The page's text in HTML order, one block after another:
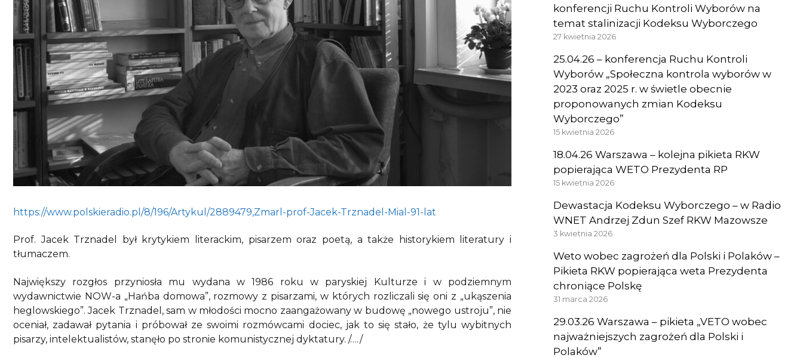
https://www.polskieradio.pl/8/196/Artykul/2889479,Zmarl-prof-Jacek-Trznadel-Mial-91-lat
Prof. Jacek Trznadel był krytykiem literackim, pisarzem oraz poetą, a także historykiem literatury i
tłumaczem.
Największy rozgłos przyniosła mu wydana w 1986 roku w paryskiej Kulturze i w podziemnym
wydawnictwie NOW-a „Hańba domowa”, rozmowy z pisarzami, w których rozliczali się oni z „ukąszenia
heglowskiego”. Jacek Trznadel, sam w młodości mocno zaangażowany w budowę „nowego ustroju”, nie
oceniał, zadawał pytania i próbował ze swoimi rozmówcami dociec, jak to się stało, że tylu wybitnych
pisarzy, intelektualistów, stanęło po stronie komunistycznej dyktatury. /…./
konferencji Ruchu Kontroli Wyborów na
temat stalinizacji Kodeksu Wyborczego
27 kwietnia 2026
25.04.26 – konferencja Ruchu Kontroli
Wyborów „Społeczna kontrola wyborów w
2023 oraz 2025 r. w świetle obecnie
proponowanych zmian Kodeksu
Wyborczego”
15 kwietnia 2026
18.04.26 Warszawa – kolejna pikieta RKW
popierająca WETO Prezydenta RP
15 kwietnia 2026
Dewastacja Kodeksu Wyborczego – w Radio
WNET Andrzej Zdun Szef RKW Mazowsze
3 kwietnia 2026
Weto wobec zagrożeń dla Polski i Polaków –
Pikieta RKW popierająca weta Prezydenta
chroniące Polskę
31 marca 2026
29.03.26 Warszawa – pikieta „VETO wobec
najważniejszych zagrożeń dla Polski i
Polaków”